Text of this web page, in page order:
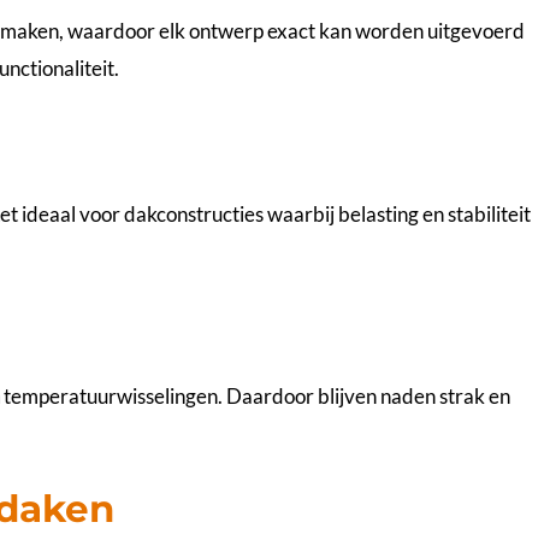
waardoor elk ontwerp exact kan worden uitgevoerd
ideaal voor dakconstructies waarbij belasting en stabiliteit
Daardoor blijven naden strak en